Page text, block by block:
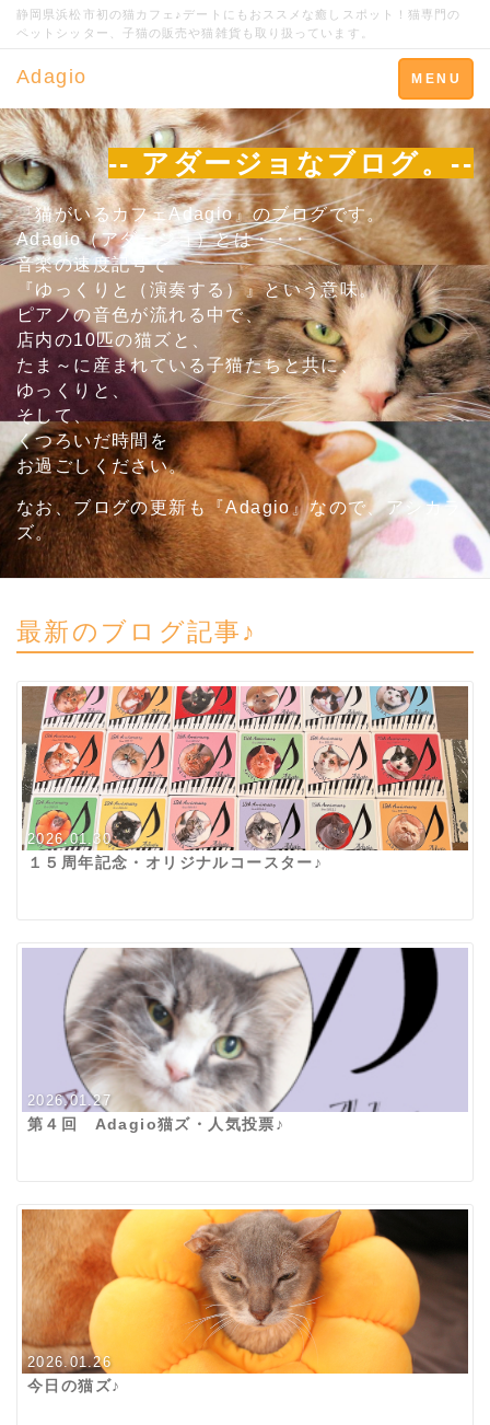
静岡県浜松市初の猫カフェ♪デートにもおススメな癒しスポット！猫専門の
ペットシッター、子猫の販売や猫雑貨も取り扱っています。
Toggle
navigation
MENU
Adagio
-- アダージョなブログ。--
『猫がいるカフェAdagio』のブログです。
Adagio（アダージョ）とは・・・
音楽の速度記号で
『ゆっくりと（演奏する）』という意味。
ピアノの音色が流れる中で、
店内の10匹の猫ズと、
たま～に産まれている子猫たちと共に、
ゆっくりと、
そして、
くつろいだ時間を
お過ごしください。
なお、ブログの更新も『Adagio』なので、アシカラ
ズ。
最新のブログ記事♪
2026.01.30
１５周年記念・オリジナルコースター♪
2026.01.27
第４回 Adagio猫ズ・人気投票♪
2026.01.26
今日の猫ズ♪